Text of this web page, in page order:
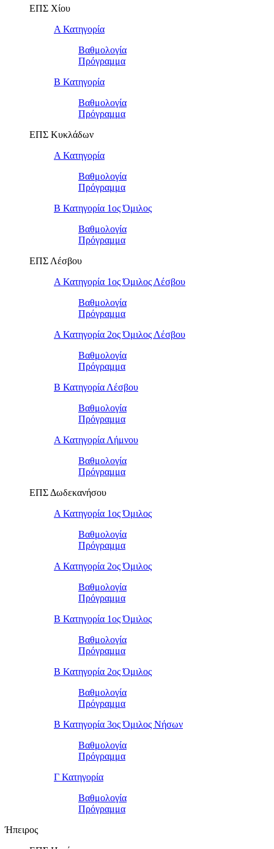
ΕΠΣ Χίου
Α Κατηγορία
Βαθμολογία
Πρόγραμμα
Β Κατηγορία
Βαθμολογία
Πρόγραμμα
ΕΠΣ Κυκλάδων
Α Κατηγορία
Βαθμολογία
Πρόγραμμα
Β Κατηγορία 1ος Όμιλος
Βαθμολογία
Πρόγραμμα
ΕΠΣ Λέσβου
Α Κατηγορία 1ος Όμιλος Λέσβου
Βαθμολογία
Πρόγραμμα
Α Κατηγορία 2ος Όμιλος Λέσβου
Βαθμολογία
Πρόγραμμα
B Κατηγορία Λέσβου
Βαθμολογία
Πρόγραμμα
Α Κατηγορία Λήμνου
Βαθμολογία
Πρόγραμμα
ΕΠΣ Δωδεκανήσου
Α Κατηγορία 1ος Όμιλος
Βαθμολογία
Πρόγραμμα
Α Κατηγορία 2ος Όμιλος
Βαθμολογία
Πρόγραμμα
Β Κατηγορία 1ος Όμιλος
Βαθμολογία
Πρόγραμμα
Β Κατηγορία 2ος Όμιλος
Βαθμολογία
Πρόγραμμα
Β Κατηγορία 3ος Όμιλος Νήσων
Βαθμολογία
Πρόγραμμα
Γ Κατηγορία
Βαθμολογία
Πρόγραμμα
Ήπειρος